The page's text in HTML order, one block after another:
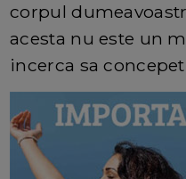
corpul
acesta nu este un
incerca sa